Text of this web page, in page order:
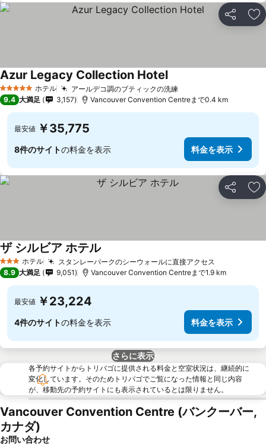
シェア お
5 ホテルのランク
ホテル アールデコ調のブティックの洗練料金を表示
Azur Legacy Collection Hotel料金を表示
9.4 大満足 3,157 Vancouver Convention Centreまで0.4 km
最安値 ￥35,775
8件のサイトの料金を表示 料金を表示
シェア お
3 ホテルのランク
ホテル スタンレーパークのシーウォールに直接アクセス
ザ シルビア ホテル
8.9 大満足 9,051 Vancouver Convention Centreまで1.9 km
最安値 ￥23,224
4件のサイトの料金を表示 料金を表示
さらに表示
各予約サイトからトリバゴに提供される料金と空室状況は、継続的に
変化しています。そのためトリバゴでご覧になった情報と同じ内容
が、移動先の予約サイトにも表示されているとは限りません。
Vancouver Convention Centre (バンクーバー,
カナダ)
お問い合わせ